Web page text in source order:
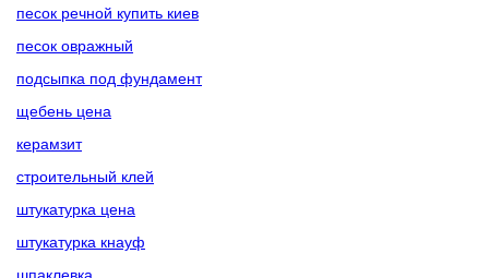
песок речной купить киев
песок овражный
подсыпка под фундамент
щебень цена
керамзит
строительный клей
штукатурка цена
штукатурка кнауф
шпаклевка